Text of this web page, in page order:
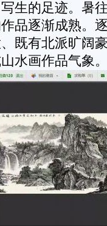
生的足迹。暑
品逐渐成熟。
既有北派旷阔
水画作品气象。